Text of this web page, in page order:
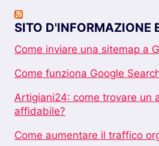
SITO D'INFORMAZIONE
Come inviare una sitemap a
Come funziona Google
Artigiani24: come trovare un
affidabile?
Come aumentare il traffico